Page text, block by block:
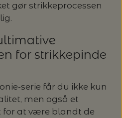
gør strikkeprocessen
for strikkepinde
serie får du ikke kun
men også et
for at være blandt de